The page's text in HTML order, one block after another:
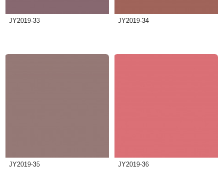
JY2019-33 JY2019-34
JY2019-35 JY2019-36